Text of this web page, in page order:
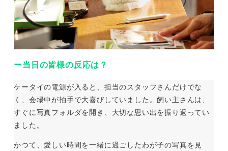
ー当日の皆様の反応は？
ケータイの電源が入ると、担当のスタッフさんだけでな
く、会場中が拍手で大喜びしていました。飼い主さんは、
すぐに写真フォルダを開き、大切な思い出を振り返ってい
ました。
かつて、愛しい時間を一緒に過ごしたわが子の写真を見